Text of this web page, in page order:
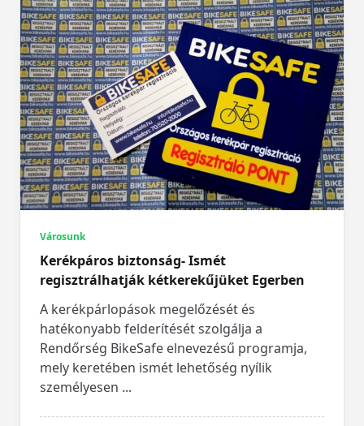
Városunk
Kerékpáros biztonság- Ismét
regisztrálhatják kétkerekűjüket Egerben
A kerékpárlopások megelőzését és
hatékonyabb felderítését szolgálja a
Rendőrség BikeSafe elnevezésű programja,
mely keretében ismét lehetőség nyílik
személyesen ...